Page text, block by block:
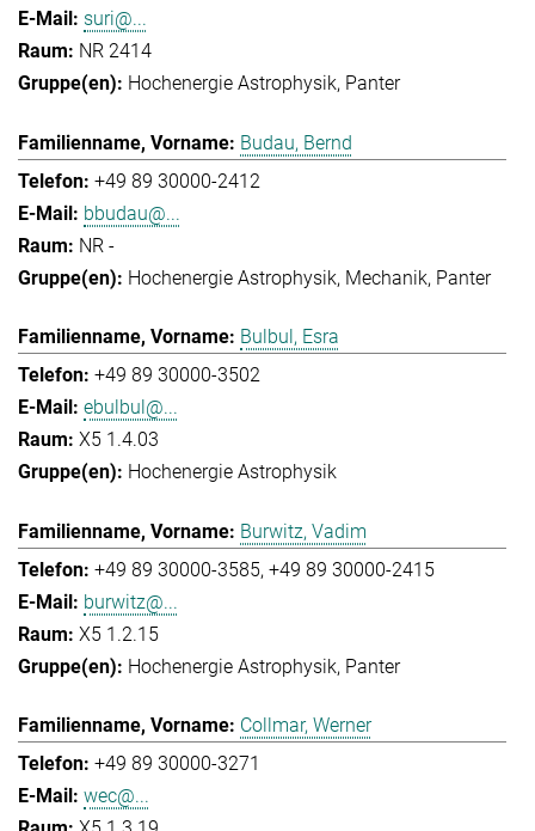
suri@...
NR 2414
Hochenergie Astrophysik Panter
Budau, Bernd
+49 89 30000-2412
bbudau@...
NR -
Hochenergie Astrophysik Mechanik Panter
Bulbul, Esra
+49 89 30000-3502
ebulbul@...
X5 1.4.03
Hochenergie Astrophysik
Burwitz, Vadim
+49 89 30000-3585 +49 89 30000-2415
burwitz@...
X5 1.2.15
Hochenergie Astrophysik Panter
Collmar, Werner
+49 89 30000-3271
wec@...